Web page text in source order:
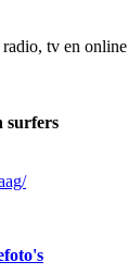
tv en online
surfers